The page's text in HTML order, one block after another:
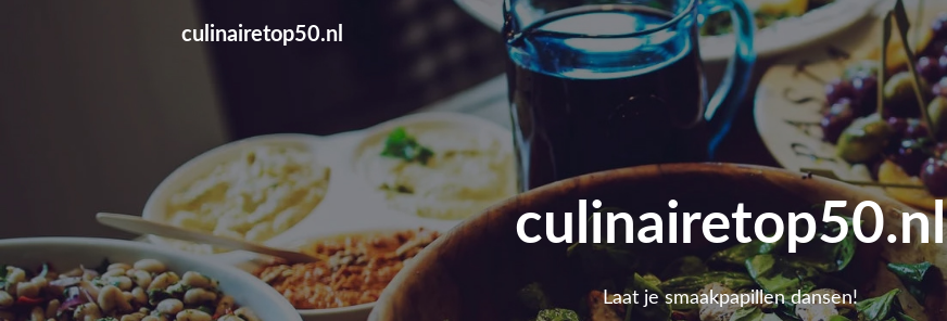
culinairetop50.nl
culinairetop50.nl
Laat je smaakpapillen dansen!